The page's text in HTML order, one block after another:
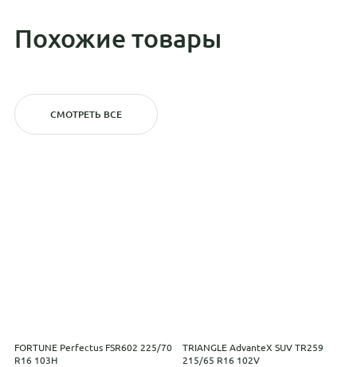
Похожие товары
СМОТРЕТЬ ВСЕ
FORTUNE Perfectus FSR602 225/70
R16 103H
TRIANGLE AdvanteX SUV TR259
215/65 R16 102V